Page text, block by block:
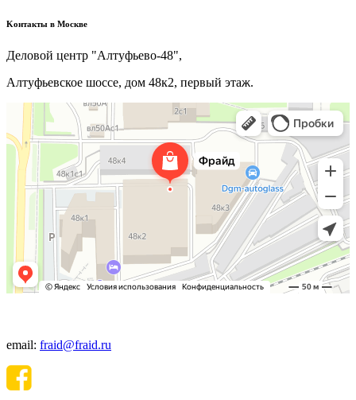
Kонтакты в Москве
Деловой центр "Алтуфьево-48",
Алтуфьевское шоссе, дом 48к2, первый этаж.
email: fraid@fraid.ru